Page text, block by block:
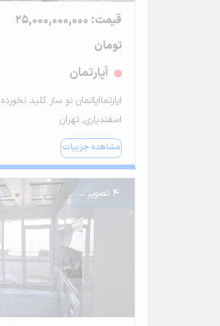
قیمت: 25,000,000,000
تومان
آپارتمان
اپارتمااپاتمان نو ساز کلید نخورده
اسفندیاری, تهران
مشاهده جزییات
4 تصویر